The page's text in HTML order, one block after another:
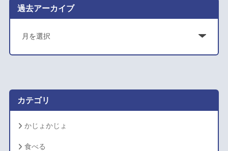
過去アーカイブ
ア
カ
カテゴリ
かじょかじょ
食べる